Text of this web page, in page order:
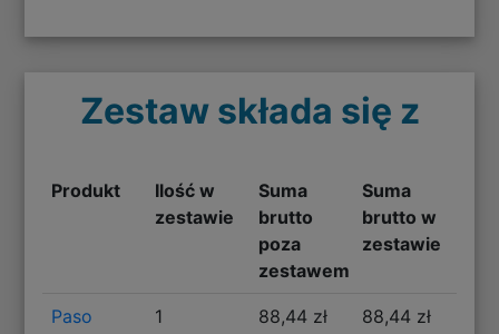
Zestaw składa się z
Produkt
Ilość w
zestawie
Suma
brutto
poza
zestawem
Suma
brutto w
zestawie
Paso
1 88,44 zł 88,44 zł